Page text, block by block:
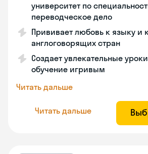
университет по
переводческое дело
Прививает любовь к языку и
англоговорящих стран
Создает увлекательные
обучение игривым
Читать дальше
Читать дальше